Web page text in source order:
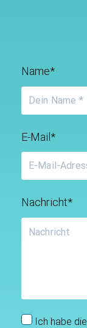
Name*
E-Mail*
Nachricht*
Ich habe die